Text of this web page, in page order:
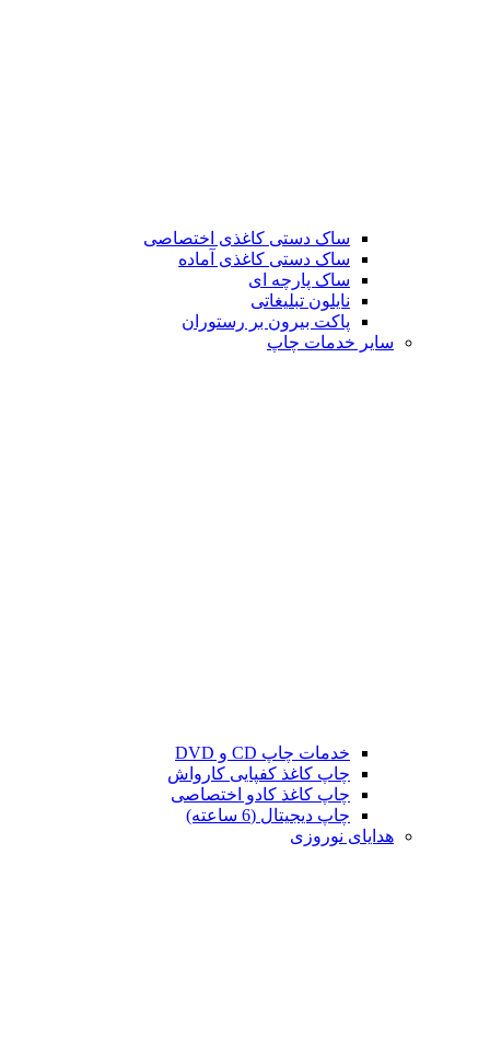
ساک دستی کاغذی اختصاصی
ساک دستی کاغذی آماده
ساک پارچه ای
نایلون تبلیغاتی
پاکت بیرون بر رستوران
سایر خدمات چاپ
خدمات چاپ CD و DVD
چاپ کاغذ کفپایی کارواش
چاپ کاغذ کادو اختصاصی
چاپ دیجیتال (6 ساعته)
هدایای نوروزی